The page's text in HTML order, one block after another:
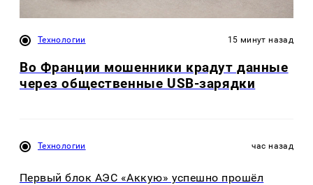
Технологии 15 минут назад
Во Франции мошенники крадут данные
через общественные USB-зарядки
Технологии час назад
Первый блок АЭС «Аккую» успешно прошёл